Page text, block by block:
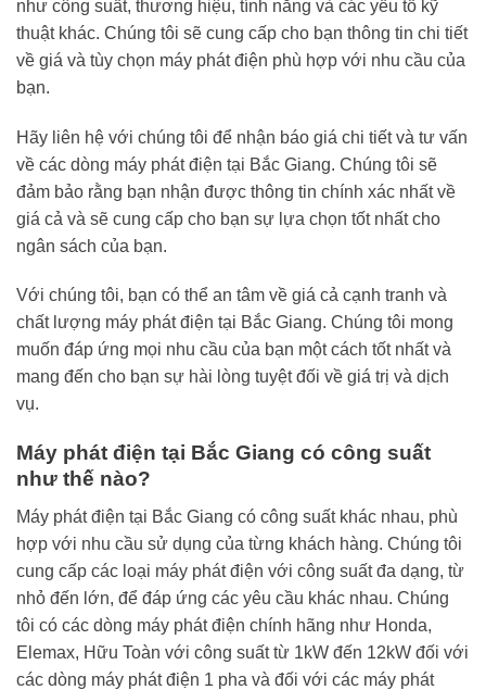
như công suất, thương hiệu, tính năng và các yếu tố kỹ
thuật khác. Chúng tôi sẽ cung cấp cho bạn thông tin chi tiết
về giá và tùy chọn máy phát điện phù hợp với nhu cầu của
bạn.
Hãy liên hệ với chúng tôi để nhận báo giá chi tiết và tư vấn
về các dòng máy phát điện tại Bắc Giang. Chúng tôi sẽ
đảm bảo rằng bạn nhận được thông tin chính xác nhất về
giá cả và sẽ cung cấp cho bạn sự lựa chọn tốt nhất cho
ngân sách của bạn.
Với chúng tôi, bạn có thể an tâm về giá cả cạnh tranh và
chất lượng máy phát điện tại Bắc Giang. Chúng tôi mong
muốn đáp ứng mọi nhu cầu của bạn một cách tốt nhất và
mang đến cho bạn sự hài lòng tuyệt đối về giá trị và dịch
vụ.
Máy phát điện tại Bắc Giang có công suất
như thế nào?
Máy phát điện tại Bắc Giang có công suất khác nhau, phù
hợp với nhu cầu sử dụng của từng khách hàng. Chúng tôi
cung cấp các loại máy phát điện với công suất đa dạng, từ
nhỏ đến lớn, để đáp ứng các yêu cầu khác nhau. Chúng
tôi có các dòng máy phát điện chính hãng như Honda,
Elemax, Hữu Toàn với công suất từ 1kW đến 12kW đối với
các dòng máy phát điện 1 pha và đối với các máy phát